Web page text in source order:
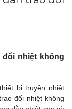
đổi nhiệt không
bị truyền nhiệt
đổi nhiệt không